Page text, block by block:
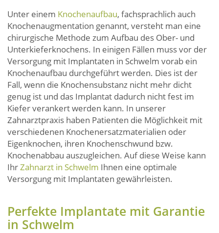
Unter einem Knochenaufbau, fachsprachlich auch
Knochenaugmentation genannt, versteht man eine
chirurgische Methode zum Aufbau des Ober- und
Unterkieferknochens. In einigen Fällen muss vor der
Versorgung mit Implantaten in Schwelm vorab ein
Knochenaufbau durchgeführt werden. Dies ist der
Fall, wenn die Knochensubstanz nicht mehr dicht
genug ist und das Implantat dadurch nicht fest im
Kiefer verankert werden kann. In unserer
Zahnarztpraxis haben Patienten die Möglichkeit mit
verschiedenen Knochenersatzmaterialien oder
Eigenknochen, ihren Knochenschwund bzw.
Knochenabbau auszugleichen. Auf diese Weise kann
IhrZahnarzt in Schwelm Ihnen eine optimale
Versorgung mit Implantaten gewährleisten.
Perfekte Implantate mit Garantie
in Schwelm